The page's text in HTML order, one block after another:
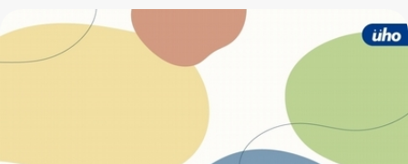
現遠處轉移的狀況，就可採取積極的治癒性療法。但透過CT（電腦
斷層掃描）檢查後，發現患者右側腎上腺有一腫塊，進一步以
PET（正子造影）檢查時，還發現患者右邊第八肋骨和脊椎骨交接處
有一熱點出現。這兩項檢查的結果，都可能讓醫師判斷癌細胞已有
遠處轉移的狀況，從而放棄治癒性療法，改採用保守性的療法。但
透過最新引進的 PET CT（正子電腦斷層掃描）檢查後，確定患者右
側腎上腺的腫塊與肋骨的病灶都不是惡性腫瘤，可見癌細胞並未出